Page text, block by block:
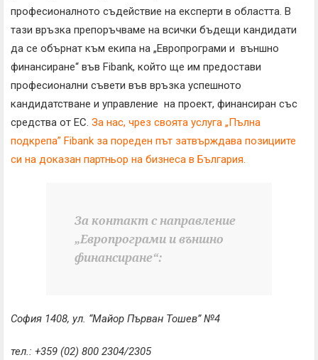
професионалното съдействие на експерти в областта. В
тази връзка препоръчваме на всички бъдещи кандидати
да се обърнат към екипа на „Европрограми и външно
финансиране“ във Fibank, който ще им предостави
професионални съвети във връзка успешното
кандидатстване и управление на проект, финансиран със
средства от ЕС. За нас, чрез своята услуга „Пълна
подкрепа” Fibank за пореден път затвърждава позициите
си на доказан партньор на бизнеса в България.
За контакт с направление
„Европрограми и външно
финансиране“:
София 1408, ул. “Майор Първан Тошев” №4
тел.: +359 (02) 800 2304/2305